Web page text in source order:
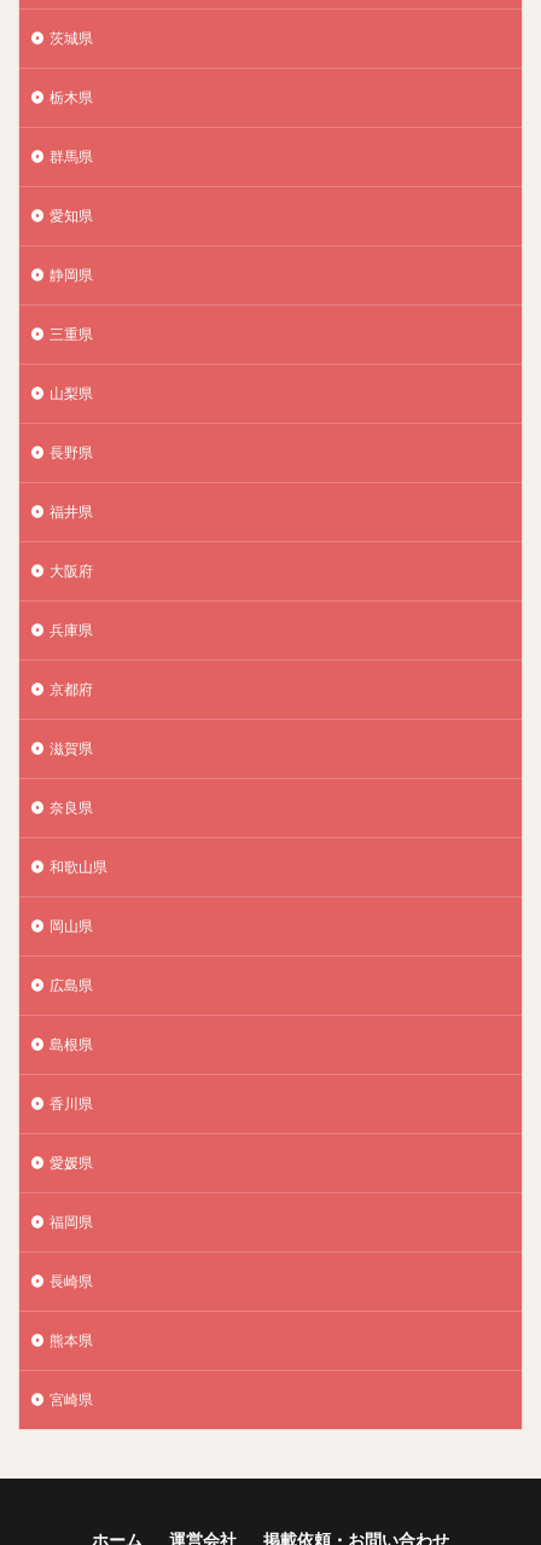
茨城県
栃木県
群馬県
愛知県
静岡県
三重県
山梨県
長野県
福井県
大阪府
兵庫県
京都府
滋賀県
奈良県
和歌山県
岡山県
広島県
島根県
香川県
愛媛県
福岡県
長崎県
熊本県
宮崎県
ホーム 運営会社 掲載依頼・お問い合わせ